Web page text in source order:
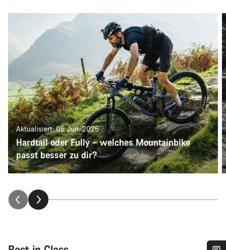
Aktualisiert: 06 Jun. 2025
Hardtail oder Fully – welches Mountainbike
passt besser zu dir?